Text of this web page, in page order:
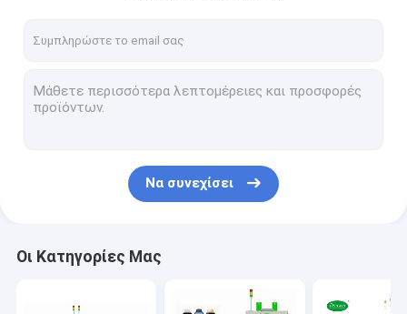
Να συνεχίσει
Οι Κατηγορίες Μας